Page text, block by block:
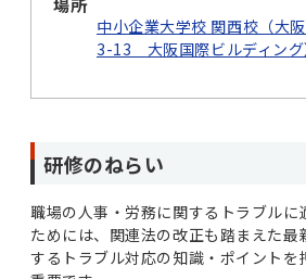
場所
中小企業大学校 関西校（大
3-13 大阪国際ビルディング
研修のねらい
職場の人事・労務に関するトラブルに
ためには、関連法の改正も踏まえた最
するトラブル対応の知識・ポイントを